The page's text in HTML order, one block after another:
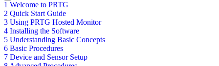
1 Welcome to PRTG
2 Quick Start Guide
3 Using PRTG Hosted Monitor
4 Installing the Software
5 Understanding Basic Concepts
6 Basic Procedures
7 Device and Sensor Setup